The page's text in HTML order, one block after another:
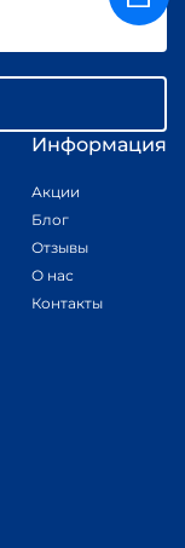
Информация
Акции
Блог
Отзывы
О нас
Контакты